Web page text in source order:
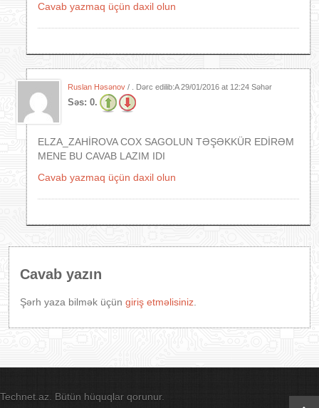
Cavab yazmaq üçün daxil olun
Ruslan Həsənov / . Dərc edilib:A29/01/2016 at 12:24 Səhər
Səs: 0.
ELZA_ZAHİROVA COX SAGOLUN TƏŞƏKKÜR EDİRƏM
MENE BU CAVAB LAZIM IDI
Cavab yazmaq üçün daxil olun
Cavab yazın
Şərh yaza bilmək üçün giriş etməlisiniz
Technet.az. Bütün hüquqlar qorunur.